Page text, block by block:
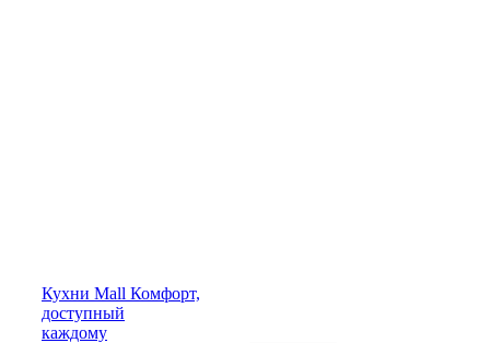
Кухни Mall Комфорт,
доступный
каждому